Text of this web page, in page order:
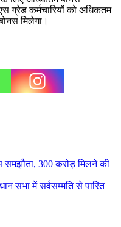
ग्रेड कर्मचारियों को अधिकतम
मिलेगा।
समझौता, 300 करोड़ मिलने की
सभा में सर्वसम्मति से पारित